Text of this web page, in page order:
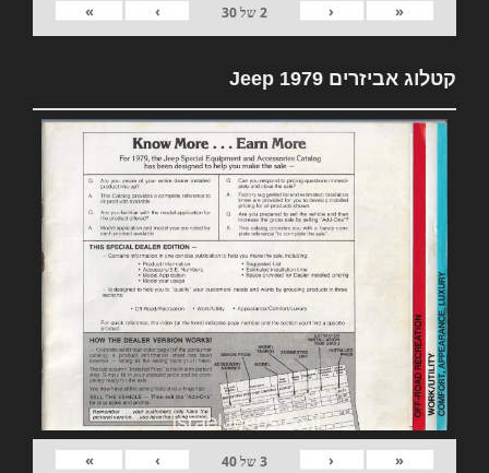
«
‹
2של30
›
»
קטלוג אביזרים 1979 Jeep
«
‹
3של40
›
»